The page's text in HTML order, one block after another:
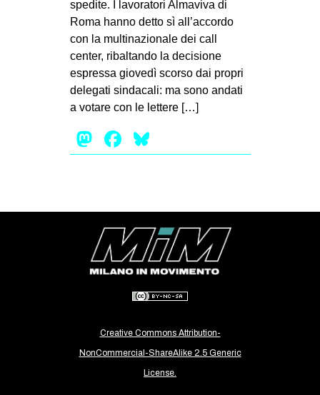
EUROPA
MEDIO ORIENTE
MONDO
EVENTI
Fb
ms
spedite. I lavoratori Almaviva di
Roma hanno detto sì all’accordo
con la multinazionale dei call
center, ribaltando la decisione
espressa giovedì scorso dai propri
delegati sindacali: ma sono andati
a votare con le lettere […]
Mastodon
Facebook
Creative Commons Attribution-
NonCommercial-ShareAlike 2.5 Generic
License.